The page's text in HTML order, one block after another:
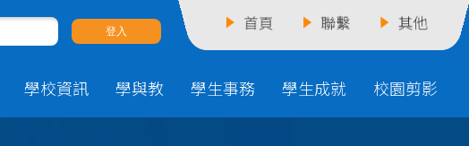
首頁 聯繫 其他
學校資訊 學與教 學生事務 學生成就 校園剪影